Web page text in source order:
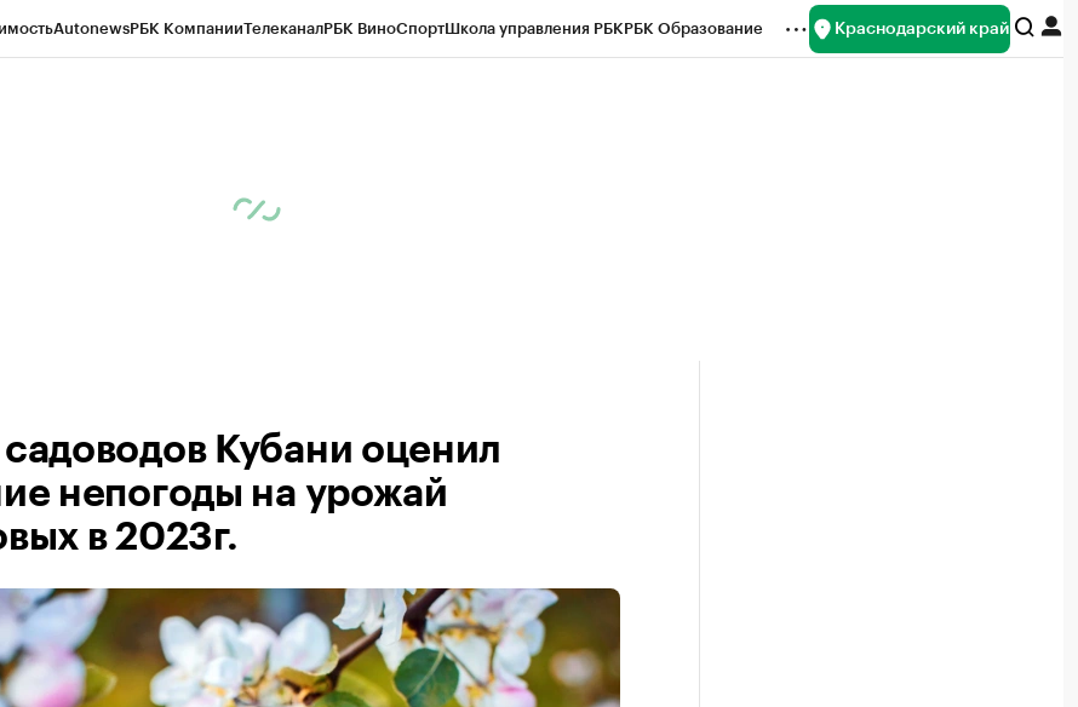
AutonewsРБК КомпанииТелеканалРБК ВиноСпортШкола управления РБКРБК Образование Краснодарский край
Кубани оценил
непогоды на урожай
в 2023г.